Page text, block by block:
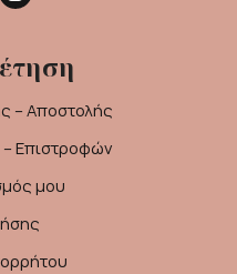
– Αποστολής
– Επιστροφών
μου